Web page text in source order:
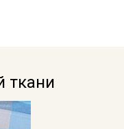
ткани